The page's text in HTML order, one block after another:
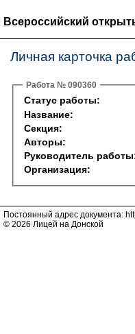
Всероссийский
Личная карточка
Работа № 090360
Статус работы:
Название:
Секция:
Авторы:
Руководитель
Организация:
Постоянный адрес документа:
© 2026 Лицей на Донской